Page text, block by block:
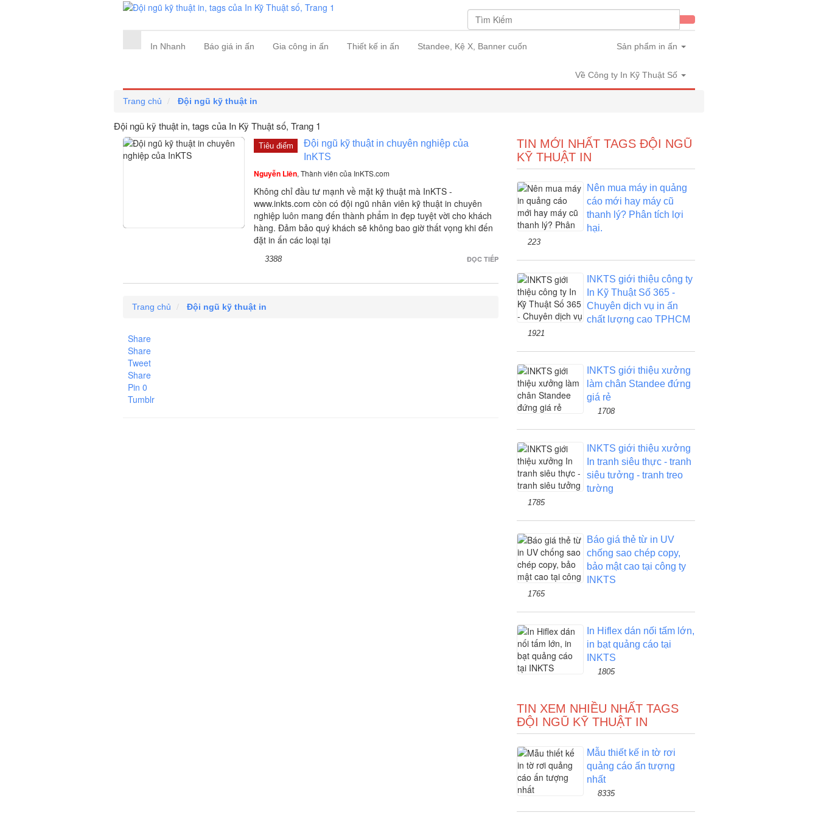
In Nhanh Báo giá in ấn Gia công in ấn Thiết kế in ấn Standee, Kệ X, Banner cuốn Sản phẩm in ấn
Về Công ty In Kỹ Thuật Số
Trang chủ Đội ngũ kỹ thuật in
Đội ngũ kỹ thuật in, tags của In Kỹ Thuật số, Trang 1
Tiêu điểm
Đội ngũ kỹ thuật in chuyên nghiệp của
InKTS
Nguyễn Liên, Thành viên của InKTS.com
Không chỉ đầu tư mạnh về mặt kỹ thuật mà InKTS -
www.inkts.com còn có đội ngũ nhân viên kỹ thuật in chuyên
nghiệp luôn mang đến thành phẩm in đẹp tuyệt vời cho khách
hàng. Đảm bảo quý khách sẽ không bao giờ thất vọng khi đến
đặt in ấn các loại tại
ĐỌC TIẾP
3388
Trang chủ Đội ngũ kỹ thuật in
Share
Share
Tweet
Share
Pin 0
Tumblr
TIN MỚI NHẤT TAGS ĐỘI NGŨ
KỸ THUẬT IN
Nên mua máy in quảng
cáo mới hay máy cũ
thanh lý? Phân tích lợi
hại.
223
INKTS giới thiệu công ty
In Kỹ Thuật Số 365 -
Chuyên dịch vụ in ấn
chất lượng cao TPHCM
1921
INKTS giới thiệu xưởng
làm chân Standee đứng
giá rẻ
1708
INKTS giới thiệu xưởng
In tranh siêu thực - tranh
siêu tưởng - tranh treo
tường
1785
Báo giá thẻ từ in UV
chống sao chép copy,
bảo mật cao tại công ty
INKTS
1765
In Hiflex dán nối tấm lớn,
in bạt quảng cáo tại
INKTS
1805
TIN XEM NHIỀU NHẤT TAGS
ĐỘI NGŨ KỸ THUẬT IN
Mẫu thiết kế in tờ rơi
quảng cáo ấn tượng
nhất
8335